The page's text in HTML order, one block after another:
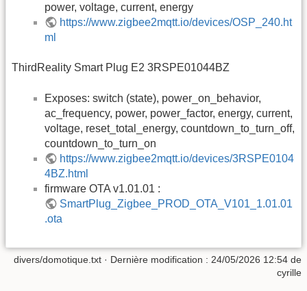
power, voltage, current, energy
https://www.zigbee2mqtt.io/devices/OSP_240.ht
ml
ThirdReality Smart Plug E2 3RSPE01044BZ
Exposes: switch (state), power_on_behavior,
ac_frequency, power, power_factor, energy, current,
voltage, reset_total_energy, countdown_to_turn_off,
countdown_to_turn_on
https://www.zigbee2mqtt.io/devices/3RSPE0104
4BZ.html
firmware OTA v1.01.01 :
SmartPlug_Zigbee_PROD_OTA_V101_1.01.01
.ota
divers/domotique.txt · Dernière modification : 24/05/2026 12:54 de
cyrille